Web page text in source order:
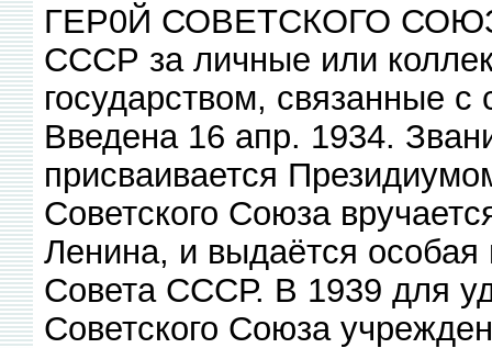
ГЕР0Й СОВЕТСКОГО
СССР за личные или
государством, связанные с
Введена 16 апр. 1934.
присваивается
Советского Союза
Ленина, и выдаётся особая
Совета СССР. В 1939 для
Советского Союза